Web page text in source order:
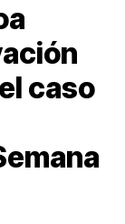
caso